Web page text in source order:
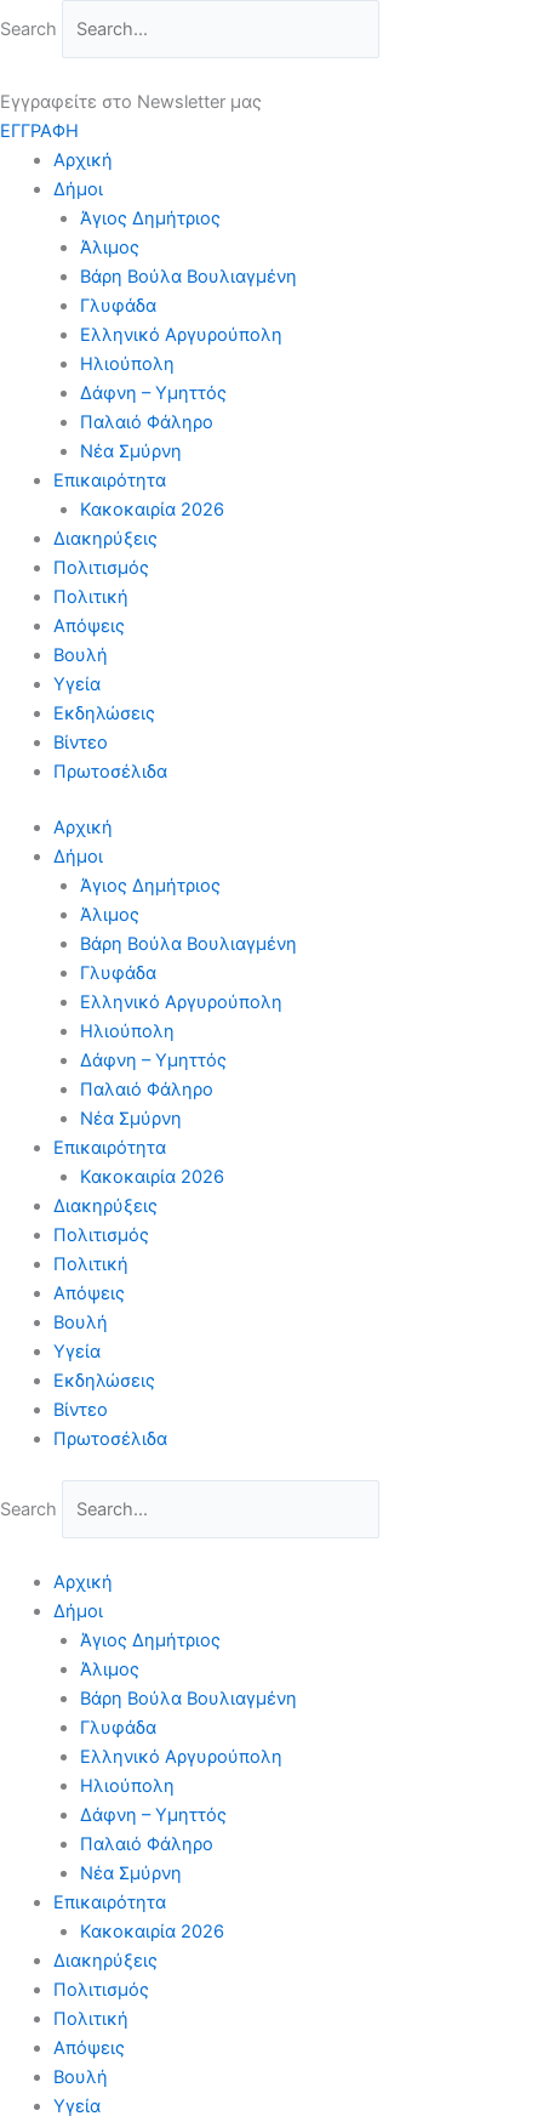
στο
Search
Εγγραφείτε στο Newsletter μας
ΕΓΓΡΑΦΗ
Αρχική
Δήμοι
Άγιος Δημήτριος
Άλιμος
Βάρη Βούλα Βουλιαγμένη
Γλυφάδα
Ελληνικό Αργυρούπολη
Ηλιούπολη
Δάφνη – Υμηττός
Παλαιό Φάληρο
Νέα Σμύρνη
Επικαιρότητα
Κακοκαιρία 2026
Διακηρύξεις
Πολιτισμός
Πολιτική
Απόψεις
Βουλή
Υγεία
Εκδηλώσεις
Βίντεο
Πρωτοσέλιδα
Αρχική
Δήμοι
Άγιος Δημήτριος
Άλιμος
Βάρη Βούλα Βουλιαγμένη
Γλυφάδα
Ελληνικό Αργυρούπολη
Ηλιούπολη
Δάφνη – Υμηττός
Παλαιό Φάληρο
Νέα Σμύρνη
Επικαιρότητα
Κακοκαιρία 2026
Διακηρύξεις
Πολιτισμός
Πολιτική
Απόψεις
Βουλή
Υγεία
Εκδηλώσεις
Βίντεο
Πρωτοσέλιδα
Search
Αρχική
Δήμοι
Άγιος Δημήτριος
Άλιμος
Βάρη Βούλα Βουλιαγμένη
Γλυφάδα
Ελληνικό Αργυρούπολη
Ηλιούπολη
Δάφνη – Υμηττός
Παλαιό Φάληρο
Νέα Σμύρνη
Επικαιρότητα
Κακοκαιρία 2026
Διακηρύξεις
Πολιτισμός
Πολιτική
Απόψεις
Βουλή
Υγεία